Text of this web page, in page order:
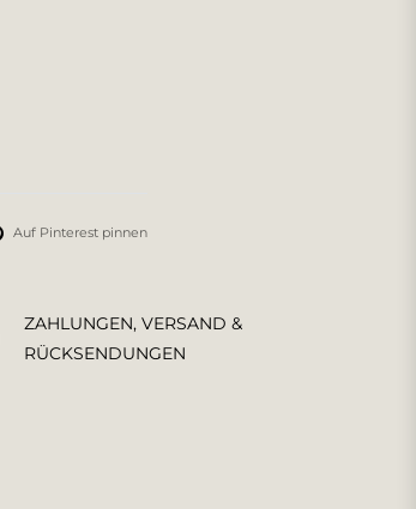
Auf Pinterest pinnen
ZAHLUNGEN, VERSAND &
RÜCKSENDUNGEN